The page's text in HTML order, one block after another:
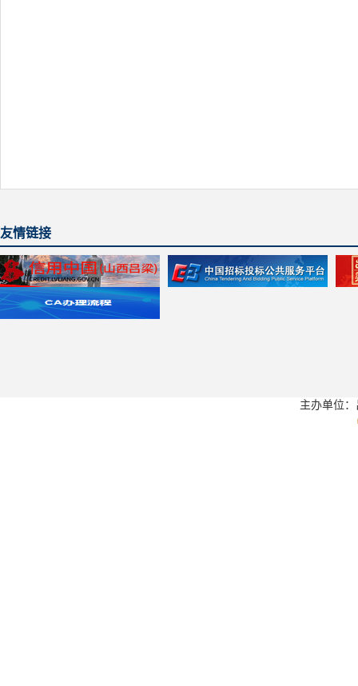
友情链接
主办单位